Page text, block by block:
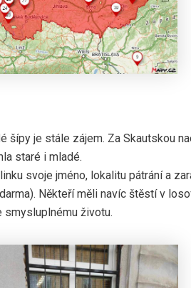
šípy je stále zájem. Za Skautskou
staré i mladé.
svoje jméno, lokalitu pátrání a
Někteří měli navíc štěstí v
životu.